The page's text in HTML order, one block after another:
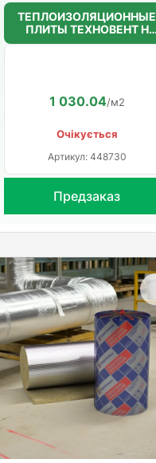
ТЕПЛОИЗОЛЯЦИОННЫЕ
ПЛИТЫ ТЕХНОВЕНТ Н
50мм.(36г/м3)
1 030.04/м2
Очікується
Артикул: 448730
Предзаказ